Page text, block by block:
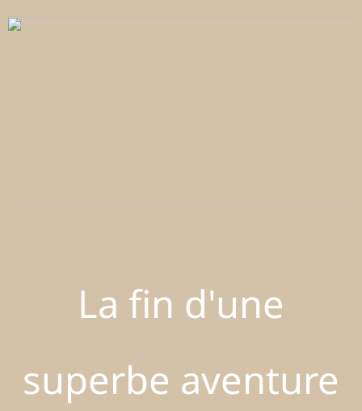
La fin d'une
superbe aventure